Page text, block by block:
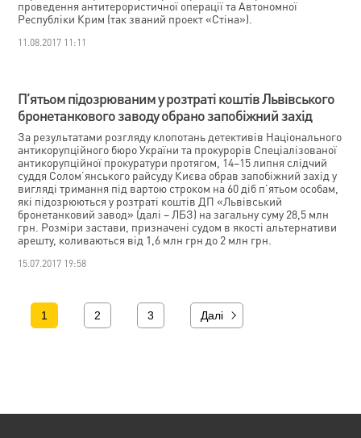
проведення антитерористичної операції та Автономної
Республіки Крим (так званий проект «Стіна»).
11.08.2017 11:11
П’ятьом підозрюваним у розтраті коштів Львівського
бронетанкового заводу обрано запобіжний захід
За результатами розгляду клопотань детективів Національного
антикорупційного бюро України та прокурорів Спеціалізованої
антикорупційної прокуратури протягом, 14–15 липня слідчий
суддя Солом’янського райсуду Києва обрав запобіжний захід у
вигляді тримання під вартою строком на 60 діб п’ятьом особам,
які підозрюються у розтраті коштів ДП «Львівський
бронетанковий завод» (далі – ЛБЗ) на загальну суму 28,5 млн
грн. Розміри застави, призначені судом в якості альтернативи
арешту, коливаються від 1,6 млн грн до 2 млн грн.
15.07.2017 19:58
1 2 3 Далі